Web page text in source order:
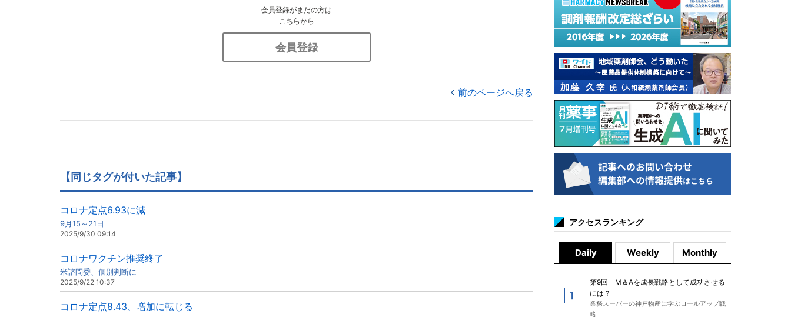
会員登録がまだの方は
こちらから
会員登録
前のページへ戻る
【同じタグが付いた記事】
コロナ定点6.93に減
9月15～21日
2025/9/30 09:14
コロナワクチン推奨終了
米諮問委、個別判断に
2025/9/22 10:37
コロナ定点8.43、増加に転じる
アクセスランキング
Daily Weekly Monthly
第9回 M＆Aを成長戦略として成功させる
には？
業務スーパーの神戸物産に学ぶロールアップ戦
略